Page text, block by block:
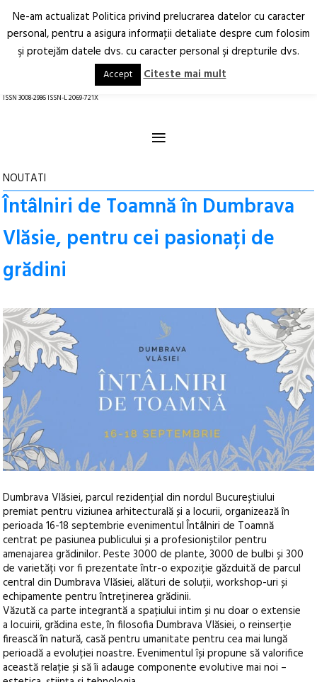
Arhitectură.
Oraș.
RO EN
ISSN 3008-2986 ISSN-L 2069-721X
≡
NOUTATI
Întâlniri de Toamnă în Dumbrava
Vlăsie, pentru cei pasionați de
grădini
Dumbrava Vlăsiei, parcul rezidențial din nordul Bucureștiului
premiat pentru viziunea arhitecturală și a locurii, organizează în
perioada 16-18 septembrie evenimentul Întâlniri de Toamnă
centrat pe pasiunea publicului și a profesioniștilor pentru
amenajarea grădinilor. Peste 3000 de plante, 3000 de bulbi și 300
de varietăți vor fi prezentate într-o expoziție găzduită de parcul
central din Dumbrava Vlăsiei, alături de soluții, workshop-uri și
echipamente pentru întreținerea grădinii.
Văzută ca parte integrantă a spațiului intim și nu doar o extensie
a locuirii, grădina este, în filosofia Dumbrava Vlăsiei, o reinserție
firească în natură, casă pentru umanitate pentru cea mai lungă
perioadă a evoluției noastre. Evenimentul își propune să valorifice
această relație și să îi adauge componente evolutive mai noi –
Ne-am actualizat Politica privind prelucrarea datelor cu caracter
personal, pentru a asigura informaţii detaliate despre cum folosim
şi protejăm datele dvs. cu caracter personal şi drepturile dvs.
Accept Citeste mai mult